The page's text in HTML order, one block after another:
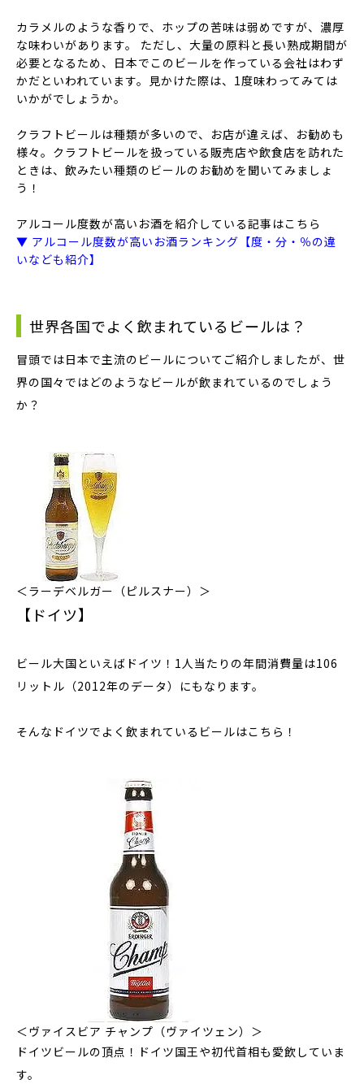
カラメルのような香りで、ホップの苦味は弱めですが、濃厚
な味わいがあります。 ただし、 大量の原料と長い熟成期間が
必要となるため、日本でこのビールを作っている会社はわず
かだといわれています。見かけた際は、1度味わってみては
いかがでしょうか。
クラフトビールは種類が多いので、お店が違えば、お勧めも
様々。クラフトビールを扱っている販売店や飲食店を訪れた
ときは、飲みたい種類のビールのお勧めを聞いてみましょ
う！
アルコール度数が高いお酒を紹介している記事はこちら
▼ アルコール度数が高いお酒ランキング【度・分・％の違
いなども紹介】
世界各国でよく飲まれているビールは？
冒頭では日本で主流のビールについてご紹介しましたが、世
界の国々ではどのようなビールが飲まれているのでしょう
か？
＜ラーデベルガー（ピルスナー）＞
【ドイツ】
ビール大国といえばドイツ！1人当たりの年間消費量は106
リットル（2012年のデータ）にもなります。
そんなドイツでよく飲まれているビールはこちら！
＜ヴァイスビア チャンプ（ヴァイツェン）＞
ドイツビールの頂点！ドイツ国王や初代首相も愛飲していま
す。